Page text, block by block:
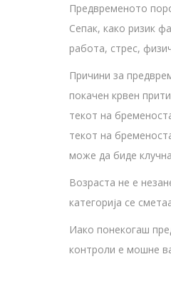
Предвременото
Сепак, како ризик
работа, стрес,
Причини за
покачен крвен
текот на
текот на
може да биде
Возраста не е
категорија се
Иако понекогаш
контроли е мошне